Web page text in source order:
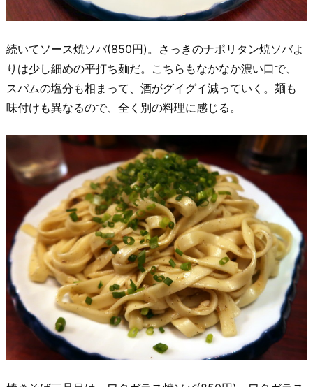
続いてソース焼ソバ(850円)。さっきのナポリタン焼ソバよ
りは少し細めの平打ち麺だ。こちらもなかなか濃い口で、
スパムの塩分も相まって、酒がグイグイ減っていく。麺も
味付けも異なるので、全く別の料理に感じる。